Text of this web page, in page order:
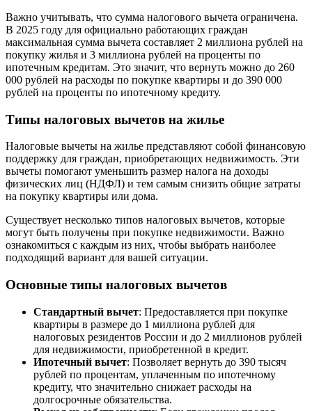
Важно учитывать, что сумма налогового вычета ограничена.
В 2025 году для официально работающих граждан
максимальная сумма вычета составляет 2 миллиона рублей на
покупку жилья и 3 миллиона рублей на проценты по
ипотечным кредитам. Это значит, что вернуть можно до 260
000 рублей на расходы по покупке квартиры и до 390 000
рублей на проценты по ипотечному кредиту.
Типы налоговых вычетов на жилье
Налоговые вычеты на жилье представляют собой финансовую
поддержку для граждан, приобретающих недвижимость. Эти
вычеты помогают уменьшить размер налога на доходы
физических лиц (НДФЛ) и тем самым снизить общие затраты
на покупку квартиры или дома.
Существует несколько типов налоговых вычетов, которые
могут быть получены при покупке недвижимости. Важно
ознакомиться с каждым из них, чтобы выбрать наиболее
подходящий вариант для вашей ситуации.
Основные типы налоговых вычетов
Стандартный вычет: Предоставляется при покупке
квартиры в размере до 1 миллиона рублей для
налоговых резидентов России и до 2 миллионов рублей
для недвижимости, приобретенной в кредит.
Ипотечный вычет: Позволяет вернуть до 390 тысяч
рублей по процентам, уплаченным по ипотечному
кредиту, что значительно снижает расходы на
долгосрочные обязательства.